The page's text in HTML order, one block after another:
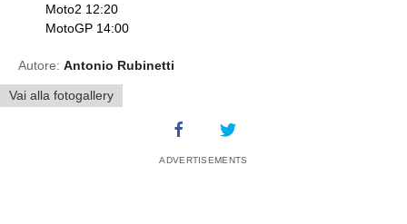
Moto2 12:20
MotoGP 14:00
Autore: Antonio Rubinetti
Vai alla fotogallery